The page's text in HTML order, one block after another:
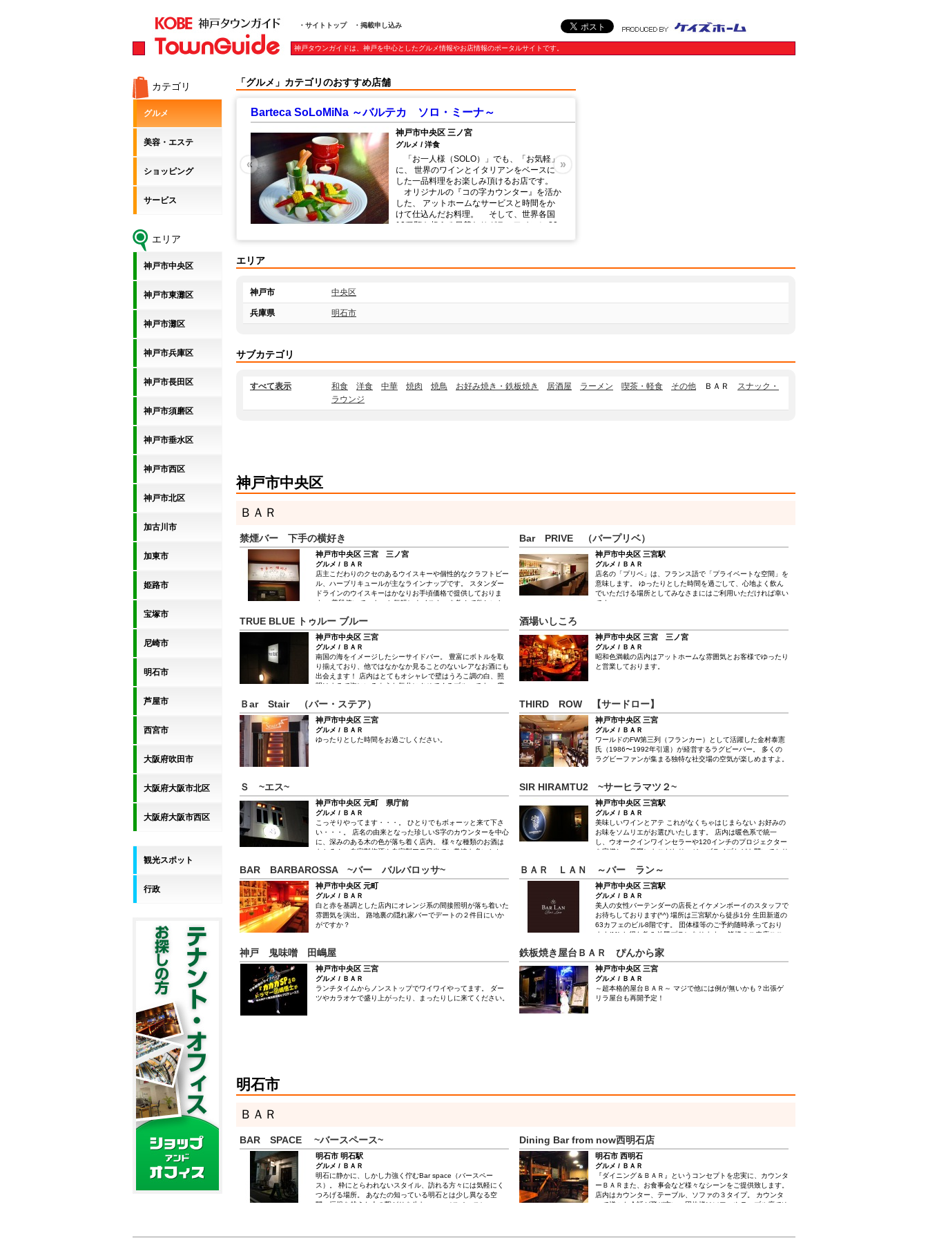
・サイトトップ ・掲載申し込み
神戸タウンガイドは、神戸を中心としたグルメ情報やお店情報のポータルサイトです。
カテゴリ
グルメ
美容・エステ
ショッピング
サービス
エリア
神戸市中央区
神戸市東灘区
神戸市灘区
神戸市兵庫区
神戸市長田区
神戸市須磨区
神戸市垂水区
神戸市西区
神戸市北区
加古川市
加東市
姫路市
宝塚市
尼崎市
明石市
芦屋市
西宮市
大阪府吹田市
大阪府大阪市北区
大阪府大阪市西区
観光スポット
行政
「グルメ」カテゴリのおすすめ店舗
Barteca SoLoMiNa ～バルテカ ソロ・ミーナ～
神戸市中央区 三ノ宮
グルメ / 洋食
「お一人様（SOLO）」でも、「お気軽」
に、 世界のワインとイタリアンをベースに
した一品料理をお楽しみ頂けるお店です。
オリジナルの『コの字カウンター』を活か
した、 アットホームなサービスと時間をか
けて仕込んだお料理。 そして、世界各国
10種類を超える日替わりグラスワインと 80
« »
エリア
神戸市 中央区
兵庫県 明石市
サブカテゴリ
すべて表示 和食 洋食 中華 焼肉 焼鳥 お好み焼き・鉄板焼き 居酒屋 ラーメン 喫茶・軽食 その他 ＢＡＲ スナック・
ラウンジ
神戸市中央区
ＢＡＲ
禁煙バー 下手の横好き
神戸市中央区 三宮 三ノ宮
グルメ / ＢＡＲ
店主こだわりのクセのあるウイスキーや個性的なクラフトビー
ル、ハーブリキュールが主なラインナップです。 スタンダー
ドラインのウイスキーはかなりお手頃価格で提供しておりま
す。 普段使いで、もっと気軽にウイスキーを飲んで欲しいと
店内は禁煙、空気清浄機有り。 途中店外喫煙も禁止しており
ます。 ビルの二階で少し入りづらいですがお気軽にどうぞ！
(´∀｀)
Bar PRIVE （バープリベ）
神戸市中央区 三宮駅
グルメ / ＢＡＲ
店名の「プリベ」は、フランス語で「プライベートな空間」を
意味します。 ゆったりとした時間を過ごして、心地よく飲ん
でいただける場所としてみなさまにはご利用いただければ幸い
です。
TRUE BLUE トゥルー ブルー
神戸市中央区 三宮
グルメ / ＢＡＲ
南国の海をイメージしたシーサイドバー。 豊富にボトルを取
り揃えており、他ではなかなか見ることのないレアなお酒にも
出会えます！ 店内はとてもオシャレで壁はうろこ調の白、照
明はまるで海にいるような気分にさせてくるブルーです。 雰
にもおすすめです。
酒場いしころ
神戸市中央区 三宮 三ノ宮
グルメ / ＢＡＲ
昭和色満載の店内はアットホームな雰囲気とお客様でゆったり
と営業しております。
Ｂar Stair （バー・ステア）
神戸市中央区 三宮
グルメ / ＢＡＲ
ゆったりとした時間をお過ごしください。
THIRD ROW 【サードロー】
神戸市中央区 三宮
グルメ / ＢＡＲ
ワールドのFW第三列（フランカー）として活躍した金村泰憲
氏（1986〜1992年引退）が経営するラグビーバー。 多くの
ラグビーファンが集まる独特な社交場の空気が楽しめますよ。
Ｓ ~エス~
神戸市中央区 元町 県庁前
グルメ / ＢＡＲ
こっそりやってます・・・。 ひとりでもボォーッと来て下さ
い・・・。 店名の由来となった珍しいS字のカウンターを中心
に、深みのある木の色が落ち着く店内。 様々な種類のお酒は
もちろん、自家製梅酒や自家製アテ目当てに常連も多いとか。
SIR HIRAMTU2 ~サーヒラマツ２~
神戸市中央区 三宮駅
グルメ / ＢＡＲ
美味しいワインとアテ これがなくちゃはじまらない お好みの
お味をソムリエがお選びいたします。 店内は暖色系で統一
し、ウオークインワインセラーや120インチのプロジェクター
を完備し、音響にもこだわり、ジャズライブなども開いており
ー・ハヤシジュンジロウさんの作品も飾っております。
BAR BARBAROSSA ~バー バルバロッサ~
神戸市中央区 元町
グルメ / ＢＡＲ
白と赤を基調とした店内にオレンジ系の間接照明が落ち着いた
雰囲気を演出。 路地裏の隠れ家バーでデートの２件目にいか
がですか？
ＢＡＲ ＬＡＮ ～バー ラン～
神戸市中央区 三宮駅
グルメ / ＢＡＲ
美人の女性バーテンダーの店長とイケメンボーイのスタッフで
お待ちしております(^^) 場所は三宮駅から徒歩1分 生田新道の
63カフェのビル8階です。 団体様等のご予約随時承っており
ます(^^) お得な飲み放題プランあります。 皆様のご来店ここ
神戸 鬼味噌 田嶋屋
神戸市中央区 三宮
グルメ / ＢＡＲ
ランチタイムからノンストップでワイワイやってます。 ダー
ツやカラオケで盛り上がったり、まったりしに来てください。
鉄板焼き屋台ＢＡＲ ぴんから家
神戸市中央区 三宮
グルメ / ＢＡＲ
～超本格的屋台ＢＡＲ～ マジで他には例が無いかも？出張ゲ
リラ屋台も再開予定！
明石市
ＢＡＲ
BAR SPACE ~バースペース~
明石市 明石駅
グルメ / ＢＡＲ
明石に静かに、しかし力強く佇むBar space（バースペー
ス）。 枠にとらわれないスタイル、訪れる方々には気軽にく
つろげる場所。 あなたの知っている明石とは少し異なる空
間、垣根を越えた人の繋がりを生むspace（スペース）。
Dining Bar from now西明石店
明石市 西明石
グルメ / ＢＡＲ
『ダイニング＆ＢＡＲ』というコンセプトを忠実に、カウンタ
ーＢＡＲまた、お食事会など様々なシーンをご提供致します。
店内はカウンター、テーブル、ソファの３タイプ。 カウンタ
ーで様々な会話が飛び交い、団体様はソファやテーブル席でゆ